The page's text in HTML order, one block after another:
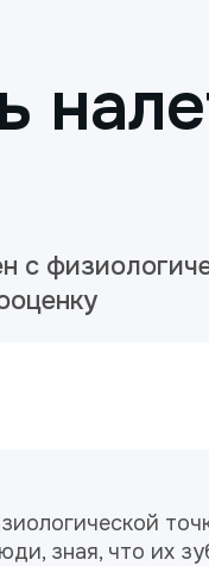
с
зная, что их